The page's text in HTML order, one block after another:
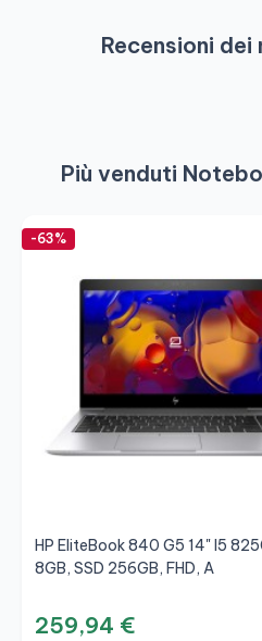
Recensioni
Più venduti
-63%
HP EliteBook 840 G5 14" I5
8GB, SSD 256GB, FHD, A
259,94 €